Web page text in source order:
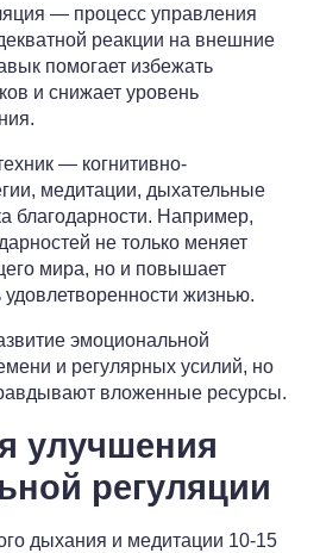
— процесс управления
реакции на внешние
помогает избежать
и снижает уровень
— когнитивно-
медитации, дыхательные
благодарности. Например,
не только меняет
мира, но и повышает
жизнью.
эмоциональной
и регулярных усилий, но
вложенные ресурсы.
улучшения
регуляции
дыхания и медитации 10-15